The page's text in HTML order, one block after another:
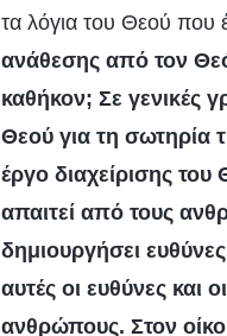
τα λόγια του Θεού που
ανάθεσης από τον
καθήκον; Σε γενικές
Θεού για τη σωτηρία
έργο διαχείρισης
απαιτεί από τους
δημιουργήσει
αυτές οι ευθύνες και
ανθρώπους. Στον